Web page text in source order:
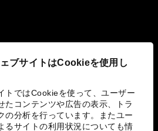
ブサイトはCookieを使用し
トではCookieを使って、ユーザー
たコンテンツや広告の表示、トラ
の分析を行っています。またユー
るサイトの利用状況についても情
り組み